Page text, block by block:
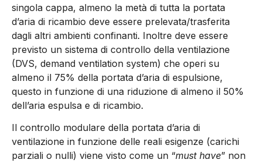
singola cappa, almeno la metà di tutta la portata
d’aria di ricambio deve essere prelevata/trasferita
dagli altri ambienti confinanti. Inoltre deve essere
previsto un sistema di controllo della ventilazione
(DVS, demand ventilation system) che operi su
almeno il 75% della portata d’aria di espulsione,
questo in funzione di una riduzione di almeno il 50%
dell’aria espulsa e di ricambio.
Il controllo modulare della portata d’aria di
ventilazione in funzione delle reali esigenze (carichi
parziali o nulli) viene visto come un “must have” non